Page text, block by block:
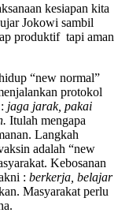
kesiapan kita
Jokowi sambil
produktif tapi aman
“new normal”
protokol
jaga jarak, pakai
Itulah mengapa
Langkah
adalah “new
Kebosanan
: berkerja, belajar
Masyarakat perlu